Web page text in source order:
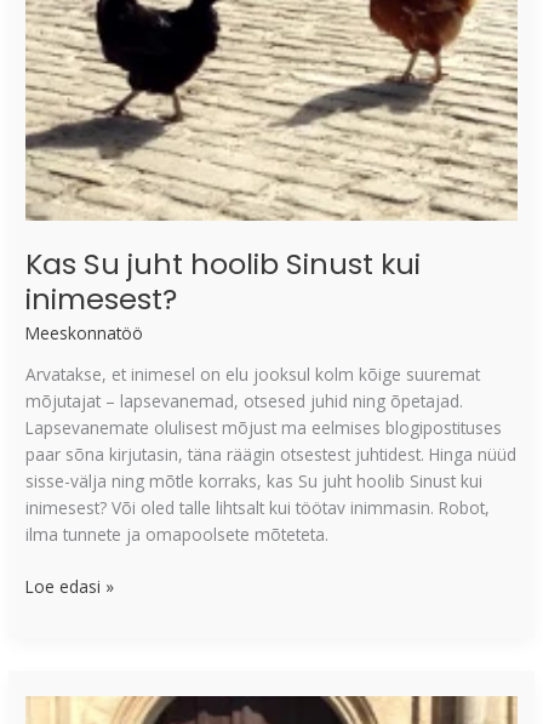
Kas Su juht hoolib Sinust kui
inimesest?
Meeskonnatöö
Arvatakse, et inimesel on elu jooksul kolm kõige suuremat
mõjutajat – lapsevanemad, otsesed juhid ning õpetajad.
Lapsevanemate olulisest mõjust ma eelmises blogipostituses
paar sõna kirjutasin, täna räägin otsestest juhtidest. Hinga nüüd
sisse-välja ning mõtle korraks, kas Su juht hoolib Sinust kui
inimesest? Või oled talle lihtsalt kui töötav inimmasin. Robot,
ilma tunnete ja omapoolsete mõteteta.
Loe edasi »